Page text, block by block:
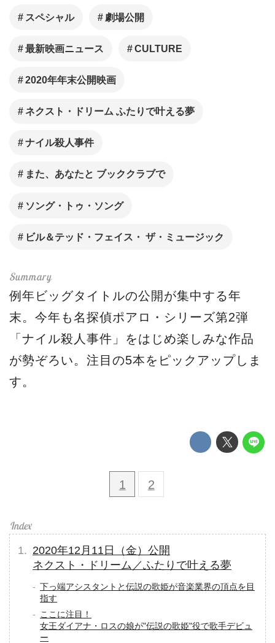
スペシャル 劇場公開
最新映画ニュース CULTURE
2020年年末公開映画
ネクスト・ドリーム ふたりで叶える夢
ナイル殺人事件
また、あなたと ブッククラブで
ソング・トゥ・ソング
ビル＆テッド・フェイス・ ザ・ミュージック
例年ビッグタイトルの公開が集中する年
末。今年も名探偵ポアロ・シリーズ第2弾
「ナイル殺人事件」をはじめ楽しみな作品
が勢ぞろい。注目の5本をピックアップしま
す。
1 2
2020年12月11日（金）公開
ネクスト・ドリーム／ふたりで叶える夢
下っ端アシスタントと伝説の歌姫が音楽業界の頂点を目
指す
ここに注目！
女王ダイアナ・ロスの娘が"伝説の歌姫"役で歌手デビュ
ー